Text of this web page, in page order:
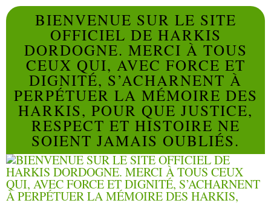
BIENVENUE SUR LE SITE
OFFICIEL DE HARKIS
DORDOGNE. MERCI À TOUS
CEUX QUI, AVEC FORCE ET
DIGNITÉ, S’ACHARNENT À
PERPÉTUER LA MÉMOIRE DES
HARKIS, POUR QUE JUSTICE,
RESPECT ET HISTOIRE NE
SOIENT JAMAIS OUBLIÉS.